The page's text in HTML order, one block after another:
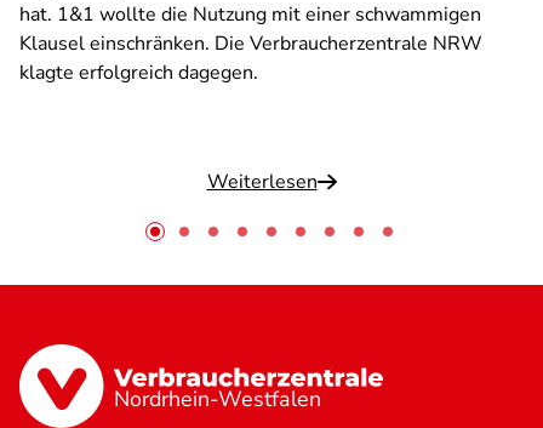
hat. 1&1 wollte die Nutzung mit einer schwammigen
Klausel einschränken. Die Verbraucherzentrale NRW
klagte erfolgreich dagegen.
Weiterlesen
Nordrhein-Westfalen